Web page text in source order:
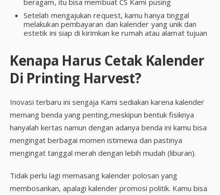
Setelah mengajukan request, kamu hanya tinggal
melakukan pembayaran dan kalender yang unik dan
estetik ini siap di kirimkan ke rumah atau alamat tujuan
Kenapa Harus Cetak Kalender
Di Printing Harvest?
Inovasi terbaru ini sengaja Kami sediakan karena kalender
memang benda yang penting,meskipun bentuk fisiknya
hanyalah kertas namun dengan adanya benda ini kamu bisa
mengingat berbagai momen istimewa dan pastinya
mengingat tanggal merah dengan lebih mudah (liburan).
Tidak perlu lagi memasang kalender polosan yang
membosankan, apalagi kalender promosi politik. Kamu bisa